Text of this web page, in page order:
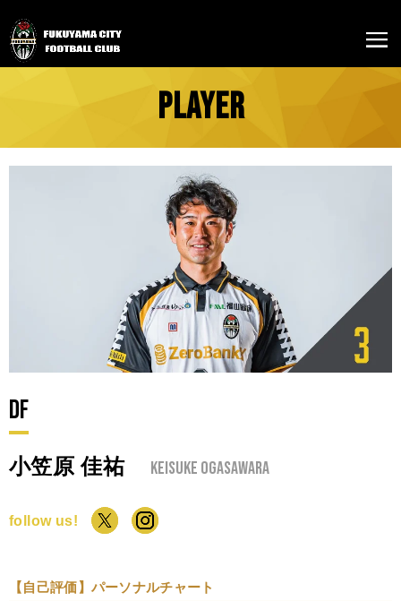
PLAYER
DF
小笠原 佳祐 Keisuke OGASAWARA
follow us!
【自己評価】パーソナルチャート